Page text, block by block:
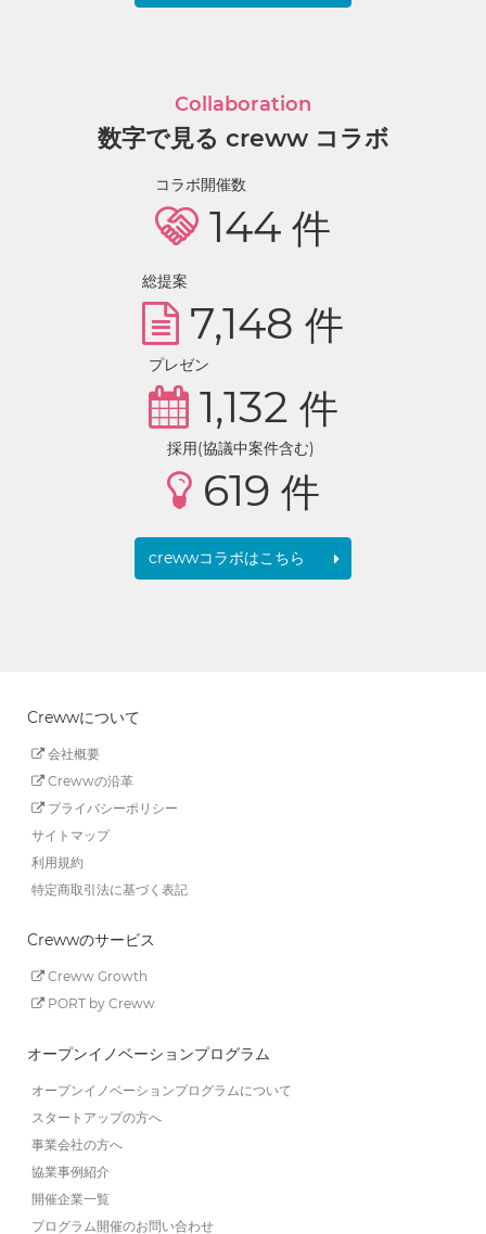
Collaboration
数字で見る creww コラボ
コラボ開催数
144 件
総提案
7,148 件
プレゼン
1,132 件
採用(協議中案件含む)
619 件
crewwコラボはこちら
Crewwについて
会社概要
Crewwの沿革
プライバシーポリシー
サイトマップ
利用規約
特定商取引法に基づく表記
Crewwのサービス
Creww Growth
PORT by Creww
オープンイノベーションプログラム
オープンイノベーションプログラムについて
スタートアップの方へ
事業会社の方へ
協業事例紹介
開催企業一覧
プログラム開催のお問い合わせ